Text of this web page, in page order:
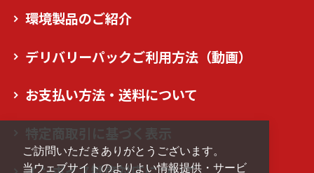
ご訪問いただきありがとうございます。
当ウェブサイトのよりよい情報提供・サービ
環境製品のご紹介
デリバリーパックご利用方法（動画）
お支払い方法・送料について